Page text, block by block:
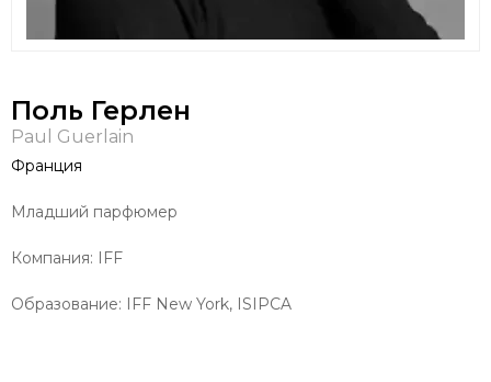
Поль Герлен
Paul Guerlain
Франция
Младший парфюмер
Компания: IFF
Образование: IFF New York, ISIPCA